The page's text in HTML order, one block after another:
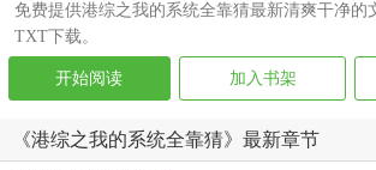
免费提供港综之我的系统全靠猜最新清爽干净的
TXT下载。
开始阅读 加入书架
《港综之我的系统全靠猜》最新章节